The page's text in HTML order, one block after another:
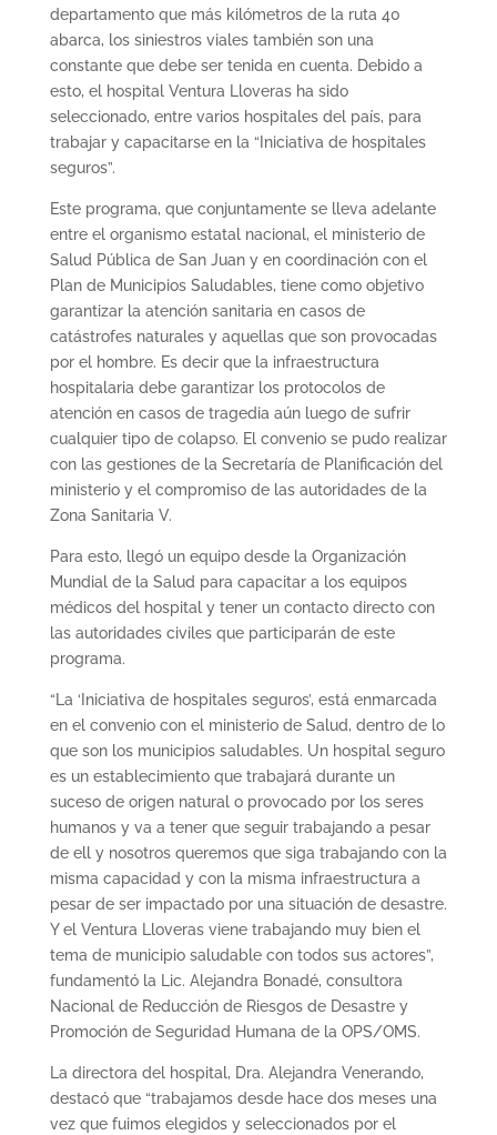
departamento que más kilómetros de la ruta 40
abarca, los siniestros viales también son una
constante que debe ser tenida en cuenta. Debido a
esto, el hospital Ventura Lloveras ha sido
seleccionado, entre varios hospitales del país, para
trabajar y capacitarse en la “Iniciativa de hospitales
seguros”.
Este programa, que conjuntamente se lleva adelante
entre el organismo estatal nacional, el ministerio de
Salud Pública de San Juan y en coordinación con el
Plan de Municipios Saludables, tiene como objetivo
garantizar la atención sanitaria en casos de
catástrofes naturales y aquellas que son provocadas
por el hombre. Es decir que la infraestructura
hospitalaria debe garantizar los protocolos de
atención en casos de tragedia aún luego de sufrir
cualquier tipo de colapso. El convenio se pudo realizar
con las gestiones de la Secretaría de Planificación del
ministerio y el compromiso de las autoridades de la
Zona Sanitaria V.
Para esto, llegó un equipo desde la Organización
Mundial de la Salud para capacitar a los equipos
médicos del hospital y tener un contacto directo con
las autoridades civiles que participarán de este
programa.
“La ‘Iniciativa de hospitales seguros’, está enmarcada
en el convenio con el ministerio de Salud, dentro de lo
que son los municipios saludables. Un hospital seguro
es un establecimiento que trabajará durante un
suceso de origen natural o provocado por los seres
humanos y va a tener que seguir trabajando a pesar
de ell y nosotros queremos que siga trabajando con la
misma capacidad y con la misma infraestructura a
pesar de ser impactado por una situación de desastre.
Y el Ventura Lloveras viene trabajando muy bien el
tema de municipio saludable con todos sus actores”,
fundamentó la Lic. Alejandra Bonadé, consultora
Nacional de Reducción de Riesgos de Desastre y
Promoción de Seguridad Humana de la OPS/OMS.
La directora del hospital, Dra. Alejandra Venerando,
destacó que “trabajamos desde hace dos meses una
vez que fuimos elegidos y seleccionados por el